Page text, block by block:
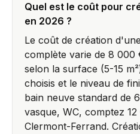
Quel est le coût pour
en 2026 ?
Le coût de création
complète varie de 8 000
selon la surface (5-15
choisis et le niveau de
bain neuve standard de
vasque, WC, comptez
Clermont-Ferrand.